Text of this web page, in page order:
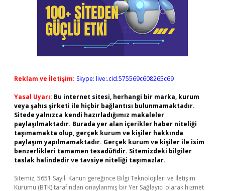
Reklam ve İletişim: Skype: live:.cid.575569c608265c69
Yasal Uyarı: Bu internet sitesi, herhangi bir marka, kurum
veya şahıs şirketi ile hiçbir bağlantısı bulunmamaktadır.
Sitede yalnızca kendi hazırladığımız makaleler
paylaşılmaktadır. Burada yer alan içerikler haber niteliği
taşımamakta olup, gerçek kurum ve kişiler hakkında
paylaşım yapılmamaktadır. Gerçek kurum ve kişiler ile isim
benzerlikleri tamamen tesadüfidir. Sitemizdeki bilgiler
taslak halindedir ve tavsiye niteliği taşımazlar.
Sitemiz, 5651 Sayılı Kanun gereğince Bilgi Teknolojileri ve İletişim
Kurumu (BTK) tarafından onaylanmış bir Yer Sağlayıcı olarak hizmet